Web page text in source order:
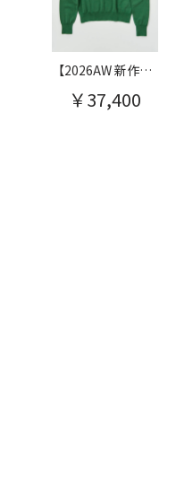
【2026AW 新作】異ゲージヨーククルーセーター
￥37,400